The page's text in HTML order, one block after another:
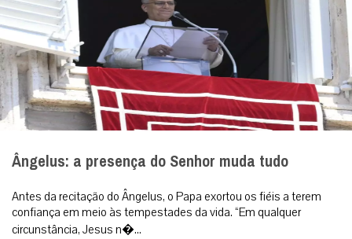
Ângelus: a presença do Senhor muda tudo
Antes da recitação do Ângelus, o Papa exortou os fiéis a terem
confiança em meio às tempestades da vida. “Em qualquer
circunstância, Jesus n�...